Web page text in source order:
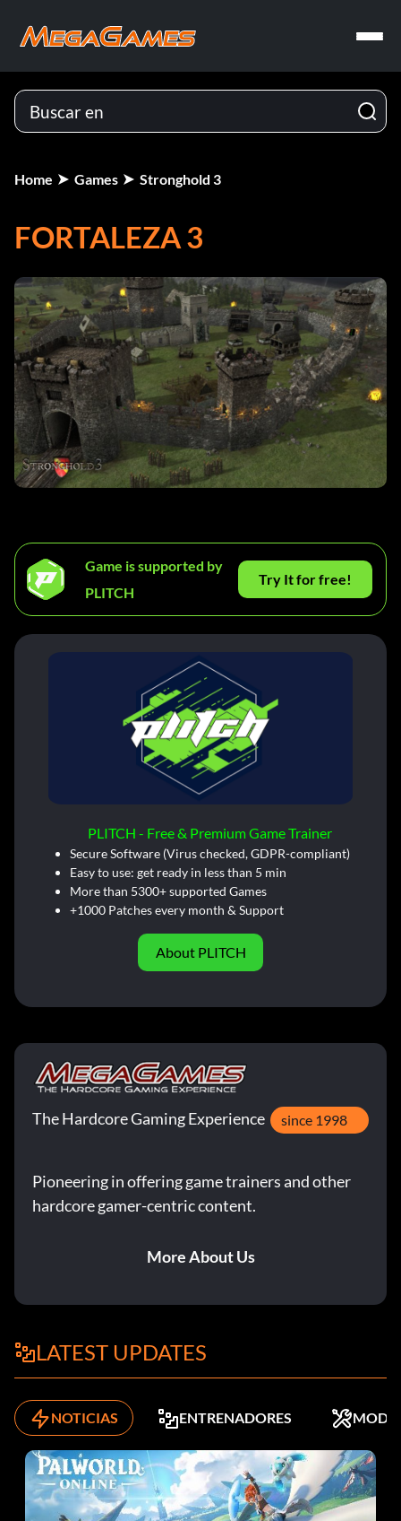
Home Games Stronghold 3
FORTALEZA 3
Game is supported by
PLITCH
Try It for free!
PLITCH - Free & Premium Game Trainer
Secure Software (Virus checked, GDPR-compliant)
Easy to use: get ready in less than 5 min
More than 5300+ supported Games
+1000 Patches every month & Support
About PLITCH
The Hardcore Gaming Experience since 1998
Pioneering in offering game trainers and other
hardcore gamer-centric content.
More About Us
LATEST UPDATES
NOTICIAS ENTRENADORES MODS